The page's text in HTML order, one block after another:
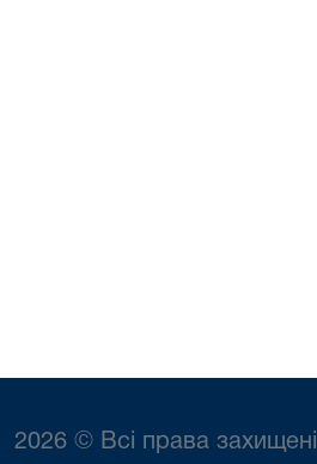
2026 © Всі права захищені